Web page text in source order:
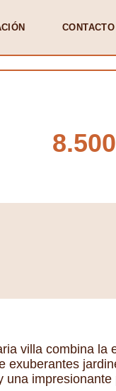
CONTACTO
villa combina la
exuberantes
una impresionante